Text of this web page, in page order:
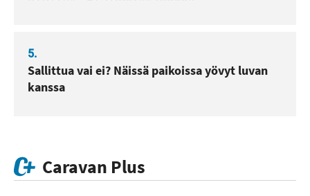
5.
Sallittua vai ei? Näissä paikoissa yövyt luvan
kanssa
Caravan Plus